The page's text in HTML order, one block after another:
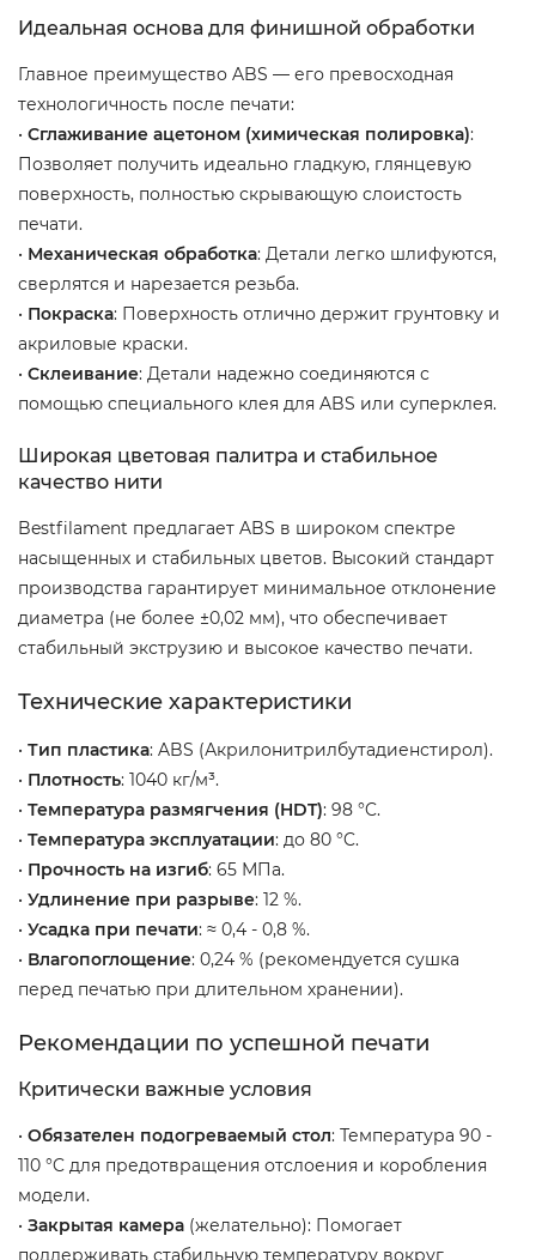
Идеальная основа для финишной обработки
Главное преимущество ABS — его превосходная
технологичность после печати:
• Сглаживание ацетоном (химическая полировка):
Позволяет получить идеально гладкую, глянцевую
поверхность, полностью скрывающую слоистость
печати.
• Механическая обработка: Детали легко шлифуются,
сверлятся и нарезается резьба.
• Покраска: Поверхность отлично держит грунтовку и
акриловые краски.
• Склеивание: Детали надежно соединяются с
помощью специального клея для ABS или суперклея.
Широкая цветовая палитра и стабильное
качество нити
Bestfilament предлагает ABS в широком спектре
насыщенных и стабильных цветов. Высокий стандарт
производства гарантирует минимальное отклонение
диаметра (не более ±0,02 мм), что обеспечивает
стабильный экструзию и высокое качество печати.
Технические характеристики
• Тип пластика: ABS (Акрилонитрилбутадиенстирол).
• Плотность: 1040 кг/м³.
• Температура размягчения (HDT): 98 °C.
• Температура эксплуатации: до 80 °C.
• Прочность на изгиб: 65 МПа.
• Удлинение при разрыве: 12 %.
• Усадка при печати: ≈ 0,4 - 0,8 %.
• Влагопоглощение: 0,24 % (рекомендуется сушка
перед печатью при длительном хранении).
Рекомендации по успешной печати
Критически важные условия
• Обязателен подогреваемый стол: Температура 90 -
110 °C для предотвращения отслоения и коробления
модели.
• Закрытая камера (желательно): Помогает
поддерживать стабильную температуру вокруг